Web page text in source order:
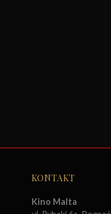
KONTAKT
Kino Malta